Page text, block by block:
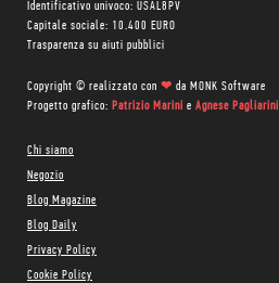
Identificativo univoco: USAL8PV
Capitale sociale: 10.400 EURO
Trasparenza su aiuti pubblici
Copyright © realizzato con ❤ da MONK Software
Progetto grafico: Patrizio Marini e Agnese Pagliarini
Chi siamo
Negozio
Blog Magazine
Blog Daily
Privacy Policy
Cookie Policy